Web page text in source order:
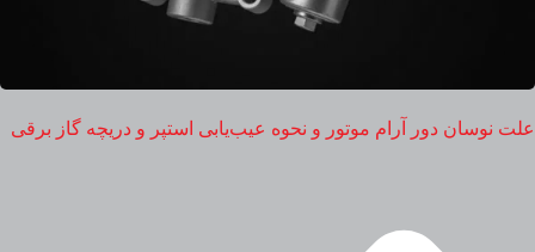
علت نوسان دور آرام موتور و نحوه عیب‌یابی استپر و دریچه گاز برقی